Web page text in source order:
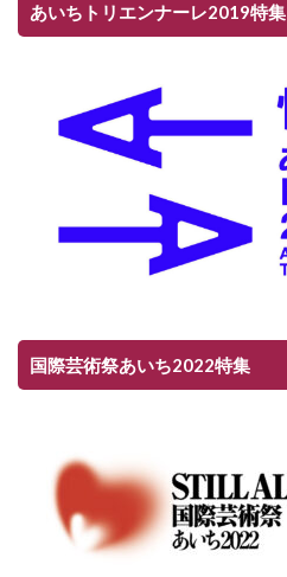
あいちトリエンナーレ2019特集
国際芸術祭あいち2022特集